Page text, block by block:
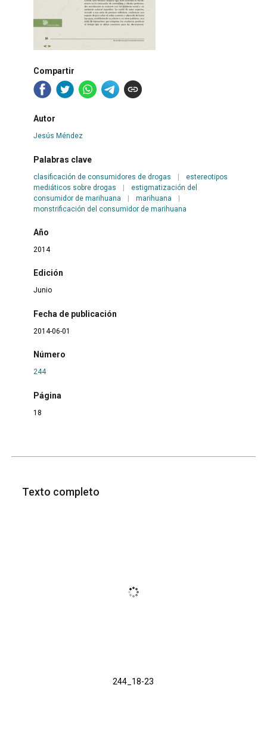
Compartir
Autor
Jesús Méndez
Palabras clave
clasificación de consumidores de drogas |
estereotipos
mediáticos sobre drogas
|
estigmatización del
consumidor de marihuana
| marihuana
|
monstrificación del consumidor de marihuana
Año
2014
Edición
Junio
Fecha de publicación
2014-06-01
Número
244
Página
18
Texto completo
244_18-23